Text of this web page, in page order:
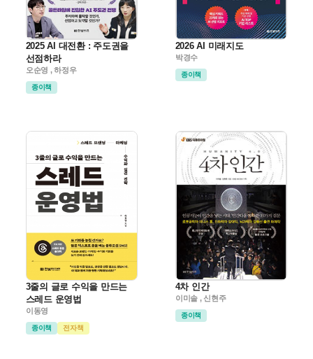
2025 AI 대전환 : 주도권을
선점하라
오순영 , 하정우
종이책
2026 AI 미래지도
박경수
종이책
3줄의 글로 수익을 만드는
스레드 운영법
이동영
종이책 전자책
4차 인간
이미솔 , 신현주
종이책